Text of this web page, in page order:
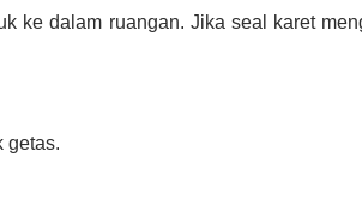
ke dalam ruangan. Jika seal karet
getas.